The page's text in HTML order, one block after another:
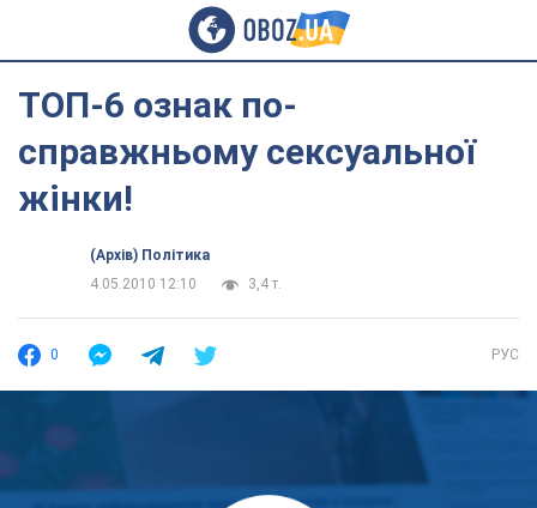
ТОП-6 ознак по-
справжньому сексуальної
жінки!
(Архів) Політика
4.05.2010 12:10
3,4 т.
0 РУС